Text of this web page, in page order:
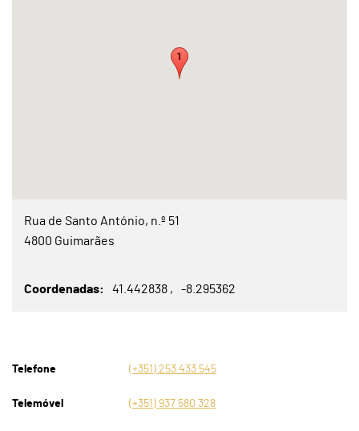
Rua de Santo António, n.º 51
4800 Guimarães
Coordenadas 41.442838 -8.295362
Telefone (+351) 253 433 545
Telemóvel (+351) 937 580 328